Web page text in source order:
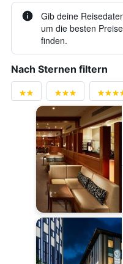
Gib deine
um die besten
finden.
Nach Sternen filtern